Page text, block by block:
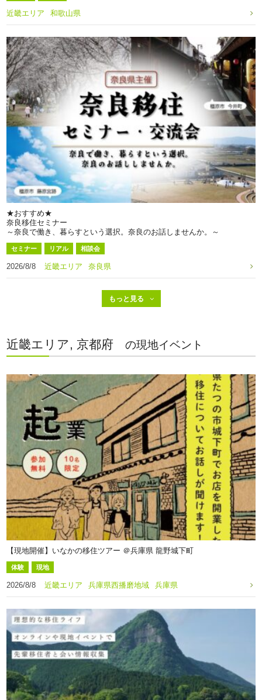
近畿エリア 和歌山県
★おすすめ★
奈良移住セミナー
～奈良で働き、暮らすという選択。奈良のお話しませんか。～
セミナー リアル 相談会
2026/8/8 近畿エリア 奈良県
近畿エリア, 京都府 の現地イベント
【現地開催】いなかの移住ツアー ＠兵庫県 龍野城下町
体験 現地
2026/8/8 近畿エリア 兵庫県西播磨地域 兵庫県